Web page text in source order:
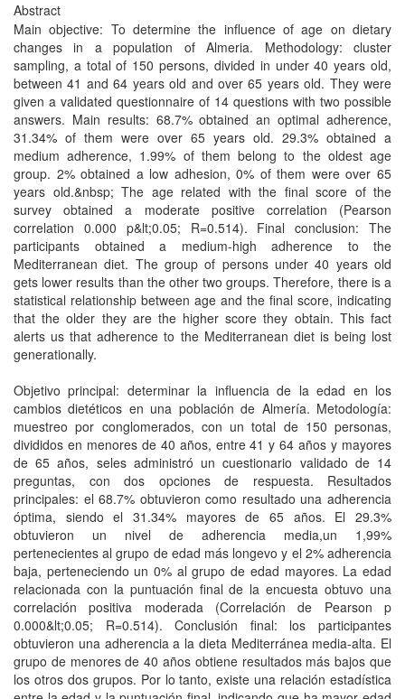
Abstract
Main objective: To determine the influence of age on dietary
changes in a population of Almeria. Methodology: cluster
sampling, a total of 150 persons, divided in under 40 years old,
between 41 and 64 years old and over 65 years old. They were
given a validated questionnaire of 14 questions with two possible
answers. Main results: 68.7% obtained an optimal adherence,
31.34% of them were over 65 years old. 29.3% obtained a
medium adherence, 1.99% of them belong to the oldest age
group. 2% obtained a low adhesion, 0% of them were over 65
years old.&nbsp; The age related with the final score of the
survey obtained a moderate positive correlation (Pearson
correlation 0.000 p&lt;0.05; R=0.514). Final conclusion: The
participants obtained a medium-high adherence to the
Mediterranean diet. The group of persons under 40 years old
gets lower results than the other two groups. Therefore, there is a
statistical relationship between age and the final score, indicating
that the older they are the higher score they obtain. This fact
alerts us that adherence to the Mediterranean diet is being lost
generationally.
Objetivo principal: determinar la influencia de la edad en los
cambios dietéticos en una población de Almería. Metodología:
muestreo por conglomerados, con un total de 150 personas,
divididos en menores de 40 años, entre 41 y 64 años y mayores
de 65 años, seles administró un cuestionario validado de 14
preguntas, con dos opciones de respuesta. Resultados
principales: el 68.7% obtuvieron como resultado una adherencia
óptima, siendo el 31.34% mayores de 65 años. El 29.3%
obtuvieron un nivel de adherencia media,un 1,99%
pertenecientes al grupo de edad más longevo y el 2% adherencia
baja, perteneciendo un 0% al grupo de edad mayores. La edad
relacionada con la puntuación final de la encuesta obtuvo una
correlación positiva moderada (Correlación de Pearson p
0.000&lt;0.05; R=0.514). Conclusión final: los participantes
obtuvieron una adherencia a la dieta Mediterránea media-alta. El
grupo de menores de 40 años obtiene resultados más bajos que
los otros dos grupos. Por lo tanto, existe una relación estadística